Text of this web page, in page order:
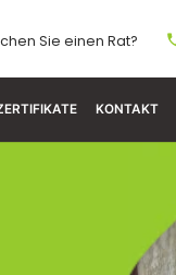
Sie einen Rat?
KONTAKT